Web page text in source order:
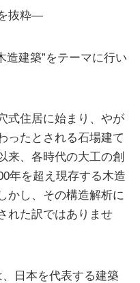
抜粋—
造建築”をテーマに行い
式住居に始まり、やが
ったとされる石場建て
来、各時代の大工の創
年を超え現存する木造
かし、その構造解析に
れた訳ではありませ
日本を代表する建築